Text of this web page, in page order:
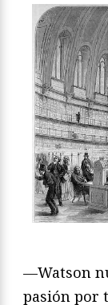
—Watson
pasión por